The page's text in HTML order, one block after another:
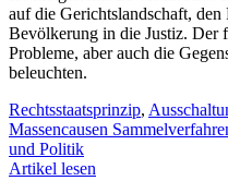
auf die Gerichtslandschaft, den
Bevölkerung in die Justiz. Der
Probleme, aber auch die
beleuchten.
Rechtsstaatsprinzip,
Massencausen
und Politik
Artikel lesen